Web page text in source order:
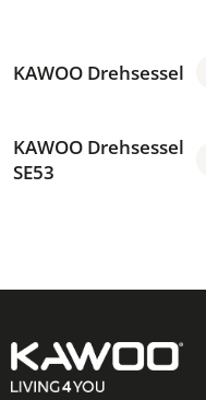
KAWOO Drehsessel
KAWOO Drehsessel
SE53